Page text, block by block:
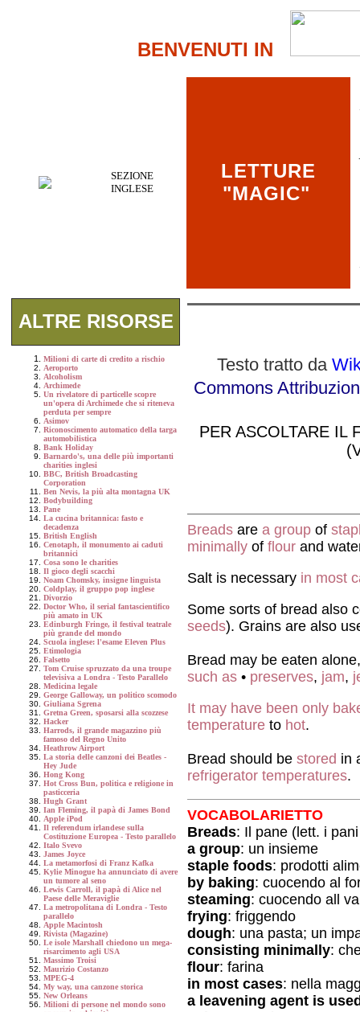
BENVENUTI IN
SEZIONE
INGLESE
LETTURE
"MAGIC"
ALTRE RISORSE
Milioni di carte di credito a rischio
Aeroporto
Alcoholism
Archimede
Un rivelatore di particelle scopre
un'opera di Archimede che si riteneva
perduta per sempre
Asimov
Riconoscimento automatico della targa
automobilistica
Bank Holiday
Barnardo's, una delle più importanti
charities inglesi
BBC, British Broadcasting
Corporation
Ben Nevis, la più alta montagna UK
Bodybuilding
Pane
La cucina britannica: fasto e
decadenza
British English
Cenotaph, il monumento ai caduti
britannici
Cosa sono le charities
Il gioco degli scacchi
Noam Chomsky, insigne linguista
Coldplay, il gruppo pop inglese
Divorzio
Doctor Who, il serial fantascientifico
più amato in UK
Edinburgh Fringe, il festival teatrale
più grande del mondo
Scuola inglese: l'esame Eleven Plus
Etimologia
Falsetto
Tom Cruise spruzzato da una troupe
televisiva a Londra - Testo Parallelo
Medicina legale
George Galloway, un politico scomodo
Giuliana Sgrena
Gretna Green, sposarsi alla scozzese
Hacker
Harrods, il grande magazzino più
famoso del Regno Unito
Heathrow Airport
La storia delle canzoni dei Beatles -
Hey Jude
Hong Kong
Hot Cross Bun, politica e religione in
pasticceria
Hugh Grant
Ian Fleming, il papà di James Bond
Apple iPod
Il referendum irlandese sulla
Costituzione Europea - Testo parallelo
Italo Svevo
James Joyce
La metamorfosi di Franz Kafka
Kylie Minogue ha annunciato di avere
un tumore al seno
Lewis Carroll, il papà di Alice nel
Paese delle Meraviglie
La metropolitana di Londra - Testo
parallelo
Apple Macintosh
Rivista (Magazine)
Le isole Marshall chiedono un mega-
risarcimento agli USA
Massimo Troisi
Maurizio Costanzo
MPEG-4
My way, una canzone storica
New Orleans
Milioni di persone nel mondo sono
Testo tratto da
Commons
PER ASCOLTARE IL
Breads are a group of
minimally of flour and
Salt is necessary in most
Some sorts of bread also
seeds). Grains are also
Bread may be eaten
such as • preserves, jam,
It may have been only
temperature to hot.
Bread should be stored in
refrigerator temperatures.
VOCABOLARIETTO
Breads: Il pane (lett. i
a group: un insieme
staple foods: prodotti
by baking: cuocendo al
steaming: cuocendo all
frying: friggendo
dough: una pasta; un
consisting minimally:
flour: farina
in most cases: nella
a leavening agent is